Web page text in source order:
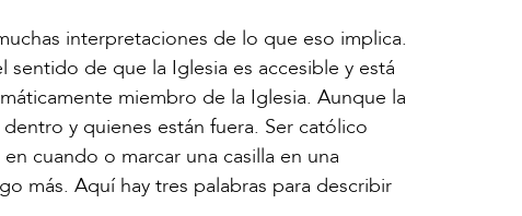
interpretaciones de lo que eso implica.
sentido de que la Iglesia es accesible y está
miembro de la Iglesia. Aunque la
y quienes están fuera. Ser católico
cuando o marcar una casilla en una
más. Aquí hay tres palabras para describir